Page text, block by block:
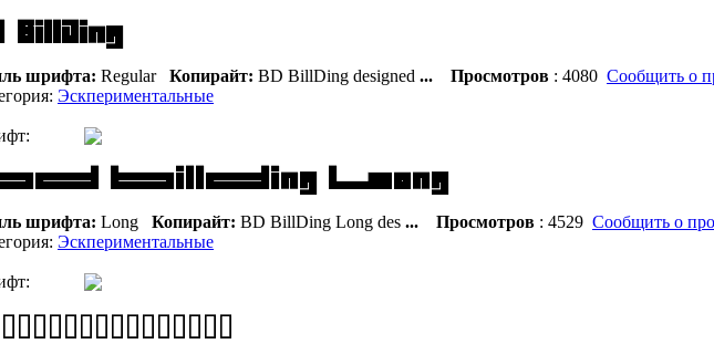
шрифта: Regular Копирайт: BD BillDing designed ... Просмотров : 4080 Сообщить о
Эскпериментальные
шрифта: Long Копирайт: BD BillDing Long des ... Просмотров : 4529 Сообщить о
Эскпериментальные